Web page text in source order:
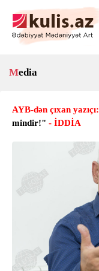
Media
AYB-dən çıxan yazıçı:
mindir!" - İDDİA